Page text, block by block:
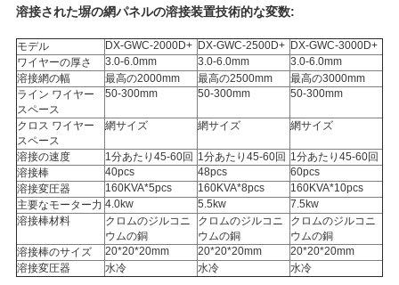
図
PRIVACY
POLICY
溶接された塀の網パネルの溶接装置技術的な変数:
モデル DX-GWC-2000D+ DX-GWC-2500D+ DX-GWC-3000D+
ワイヤーの厚さ
3.0-6.0mm 3.0-6.0mm
3.0-6.0mm
溶接網の幅
最高の2000mm 最高の2500mm
最高の3000mm
ライン ワイヤー
スペース
50-300mm 50-300mm 50-300mm
クロス ワイヤー
スペース
網サイズ 網サイズ 網サイズ
溶接の速度 1分あたり45-60回 1分あたり45-60回 1分あたり45-60回
溶接棒
40pcs 48pcs
60pcs
溶接変圧器
160KVA*5pcs 160KVA*8pcs
160KVA*10pcs
主要なモーター力 4.0kw 5.5kw
7.5kw
溶接棒材料
クロムのジルコニ
ウムの銅
クロムのジルコニ
ウムの銅
クロムのジルコニ
ウムの銅
溶接棒のサイズ
20*20*20mm 20*20*20mm
20*20*20mm
溶接変圧器
水冷 水冷 水冷